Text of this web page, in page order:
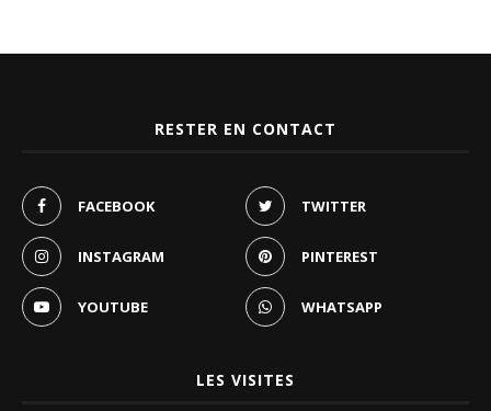
RESTER EN CONTACT
FACEBOOK TWITTER
INSTAGRAM PINTEREST
YOUTUBE WHATSAPP
LES VISITES